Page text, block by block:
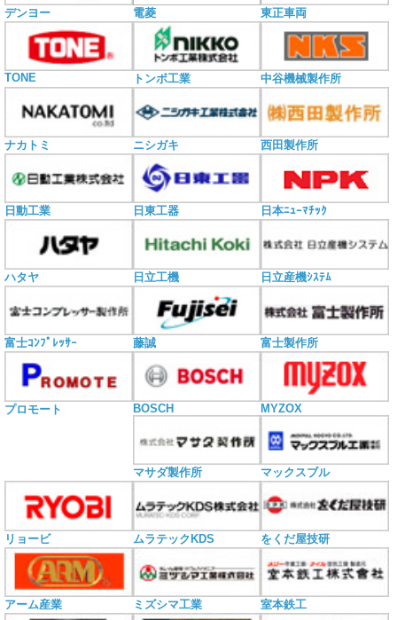
デンヨー 電菱 東正車両
TONE トンボ工業 中谷機械製作所
ナカトミ ニシガキ 西田製作所
日動工業 日東工器 日本ﾆｭｰﾏﾁｯｸ
ハタヤ 日立工機 日立産機ｼｽﾃﾑ
富士ｺﾝﾌﾟﾚｯｻｰ 藤誠 富士製作所
プロモート BOSCH MYZOX
マサダ製作所 マックスブル
リョービ ムラテックKDS をくだ屋技研
アーム産業 ミズシマ工業 室本鉄工